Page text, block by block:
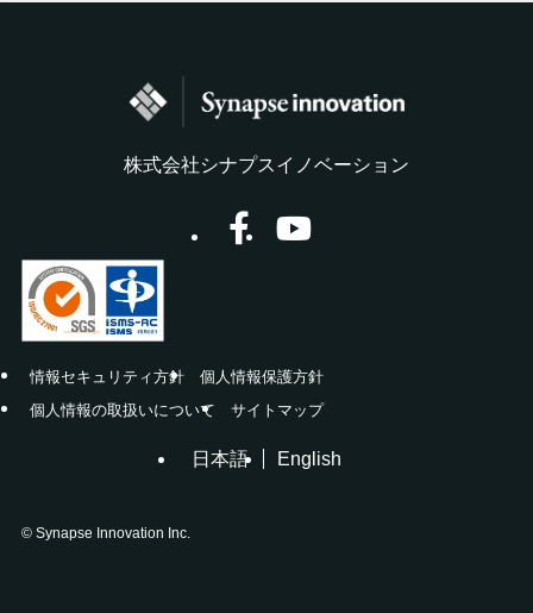
株式会社シナプスイノベーション
情報セキュリティ方針
個人情報保護方針
個人情報の取扱いについて
サイトマップ
日本語 English
©Synapse Innovation Inc.